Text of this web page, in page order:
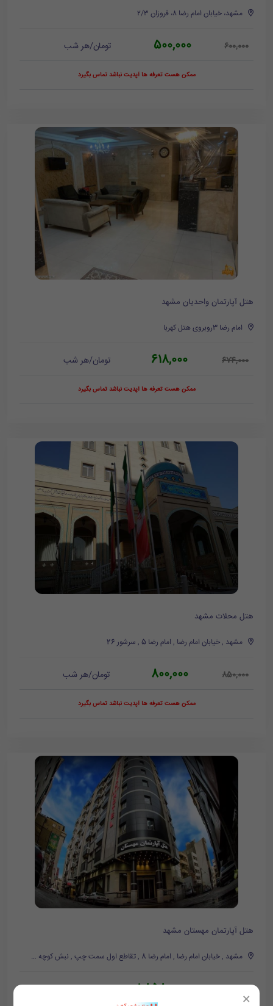
مشهد، خیابان امام رضا ۸، فروزان ۲/۳
600,000
500,000 تومان/هر شب
ممکن هست تعرفه ها آپدیت نباشد تماس بگیرد
هتل آپارتمان واحدیان مشهد
امام رضا 3روبروی هتل کهربا
674,000
618,000 تومان/هر شب
ممکن هست تعرفه ها آپدیت نباشد تماس بگیرد
هتل محلات مشهد
مشهد , خیابان امام رضا , امام رضا 5 , سرشور 26
850,000
800,000 تومان/هر شب
ممکن هست تعرفه ها آپدیت نباشد تماس بگیرد
هتل آپارتمان مهستان مشهد
مشهد , خیابان امام رضا , امام رضا 8 , تقاطع اول سمت چپ , نبش کوچه دوم
1,858,000
×